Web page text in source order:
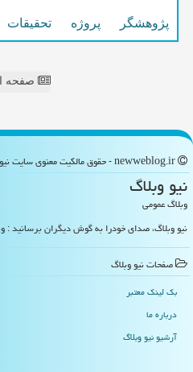
پژوهشگر پروژه تحقیقات
صفحه
نیو وبلاگ
وبلاگ عمومی
نیو وبلاگ، صدای خودرا به گوش دیگران برسانید :
صفحات نیو وبلاگ
بک لینک معتبر
درباره ما
آرشیو نیو وبلاگ